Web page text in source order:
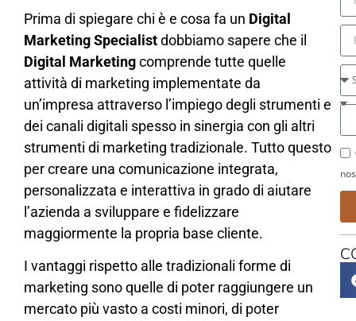
Prima di spiegare chi è e cosa fa un Digital
Marketing Specialistdobbiamo sapere che il
Digital Marketingcomprende tutte quelle
attività di marketing implementate da
un’impresa attraverso l’impiego degli strumenti e
dei canali digitali spesso in sinergia con gli altri
strumenti di marketing tradizionale. Tutto questo
per creare una comunicazione integrata,
personalizzata e interattiva in grado di aiutare
l’azienda a sviluppare e fidelizzare
maggiormente la propria base cliente.
I vantaggi rispetto alle tradizionali forme di
marketing sono quelle di poter raggiungere un
mercato più vasto a costi minori, di poter